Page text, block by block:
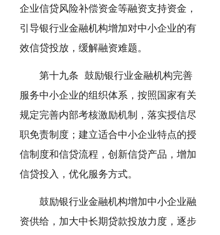
企业信贷风险补偿资金等融资支持资金，
引导银行业金融机构增加对中小企业的有
效信贷投放，缓解融资难题。
第十九条 鼓励银行业金融机构完善
服务中小企业的组织体系，按照国家有关
规定完善内部考核激励机制，落实授信尽
职免责制度；建立适合中小企业特点的授
信制度和信贷流程，创新信贷产品，增加
信贷投入，优化服务方式。
鼓励银行业金融机构增加中小企业融
资供给，加大中长期贷款投放力度，逐步